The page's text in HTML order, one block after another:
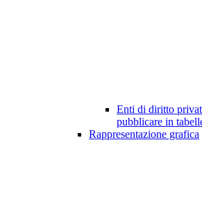
Enti di diritto
pubblicare in
Rappresentazione grafica